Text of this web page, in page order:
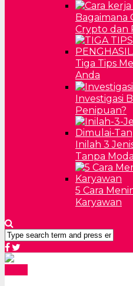
Bagaimana
Crypto dan
Tiga Tips
Anda
Investigasi
Penipuan?
Inilah 3
Tanpa
5 Cara
Karyawan